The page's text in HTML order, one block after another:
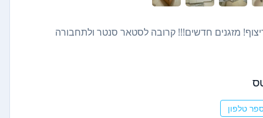
מזגנים חדשים!!! קרובה לסטאר סנטר ולתחבורה
טלפון